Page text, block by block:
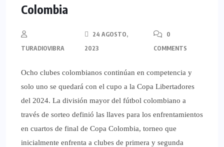
Colombia
TURADIOVIBRA
24 AGOSTO,
2023
0
COMMENTS
Ocho clubes colombianos continúan en competencia y
solo uno se quedará con el cupo a la Copa Libertadores
del 2024. La división mayor del fútbol colombiano a
través de sorteo definió las llaves para los enfrentamientos
en cuartos de final de Copa Colombia, torneo que
inicialmente enfrenta a clubes de primera y segunda